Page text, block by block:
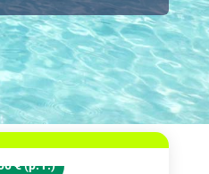
€ (p. P.)